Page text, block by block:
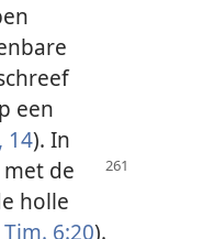
een
14). In
de
holle
Tim. 6:20).